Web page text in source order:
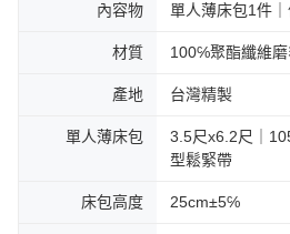
內容物 單人薄床包1件
材質 100℅聚酯纖維
產地 台灣精製
單人薄床包
3.5尺x6.2尺｜
型鬆緊帶
床包高度 25cm±5℅